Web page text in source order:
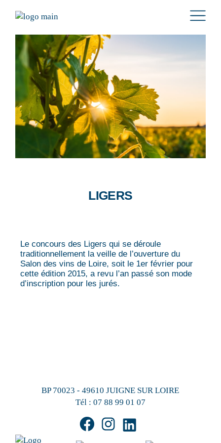
LIGERS
Le concours des Ligers qui se déroule
traditionnellement la veille de l’ouverture du
Salon des vins de Loire, soit le 1er février pour
cette édition 2015, a revu l’an passé son mode
d’inscription pour les jurés.
BP 70023 - 49610 JUIGNE SUR LOIRE
Tél : 07 88 99 01 07